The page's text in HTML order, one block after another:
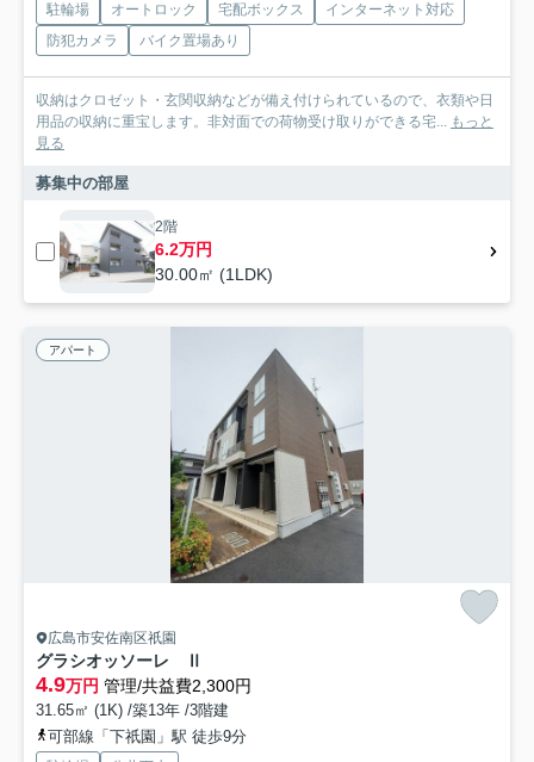
駐輪場 オートロック 宅配ボックス
インターネット対応
防犯カメラ
バイク置場あり
収納はクロゼット・玄関収納などが備え付けられているので、衣類や日
用品の収納に重宝します。非対面での荷物受け取りができる宅... もっと
見る
募集中の部屋
2階
6.2万円
30.00㎡ (1LDK)
アパート
広島市安佐南区祇園
グラシオッソーレ Ⅱ
4.9万円 管理/共益費2,300円
31.65㎡ (1K) /築13年 /3階建
可部線「下祇園」駅 徒歩9分